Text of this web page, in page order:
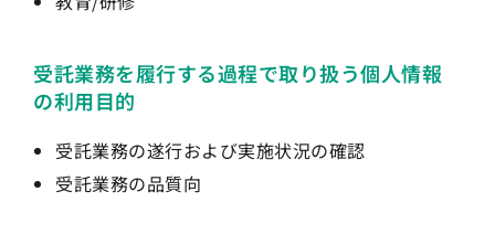
受託業務を履行する過程で取り扱う個人情報
の利用目的
受託業務の遂行および実施状況の確認
受託業務の品質向